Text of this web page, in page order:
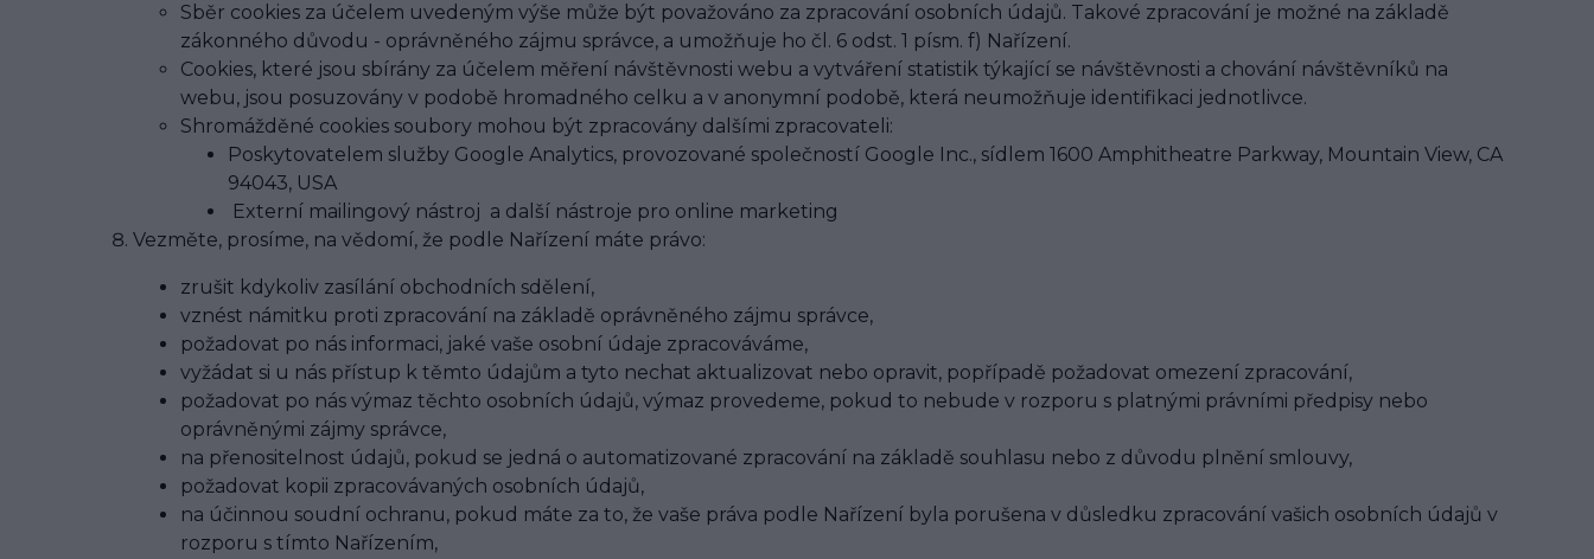
Sběr cookies za účelem uvedeným výše může být považováno za zpracování osobních údajů. Takové zpracování je možné na základě
zákonného důvodu - oprávněného zájmu správce, a umožňuje ho čl. 6 odst. 1 písm. f) Nařízení.
Cookies, které jsou sbírány za účelem měření návštěvnosti webu a vytváření statistik týkající se návštěvnosti a chování návštěvníků na
webu, jsou posuzovány v podobě hromadného celku a v anonymní podobě, která neumožňuje identifikaci jednotlivce.
Shromážděné cookies soubory mohou být zpracovány dalšími zpracovateli:
Poskytovatelem služby Google Analytics, provozované společností Google Inc., sídlem 1600 Amphitheatre Parkway, Mountain View, CA
94043, USA
Externí mailingový nástroj a další nástroje pro online marketing
Vezměte, prosíme, na vědomí, že podle Nařízení máte právo:
zrušit kdykoliv zasílání obchodních sdělení,
vznést námitku proti zpracování na základě oprávněného zájmu správce,
požadovat po nás informaci, jaké vaše osobní údaje zpracováváme,
vyžádat si u nás přístup k těmto údajům a tyto nechat aktualizovat nebo opravit, popřípadě požadovat omezení zpracování,
požadovat po nás výmaz těchto osobních údajů, výmaz provedeme, pokud to nebude v rozporu s platnými právními předpisy nebo
oprávněnými zájmy správce,
na přenositelnost údajů, pokud se jedná o automatizované zpracování na základě souhlasu nebo z důvodu plnění smlouvy,
požadovat kopii zpracovávaných osobních údajů,
na účinnou soudní ochranu, pokud máte za to, že vaše práva podle Nařízení byla porušena v důsledku zpracování vašich osobních údajů v
rozporu s tímto Nařízením,